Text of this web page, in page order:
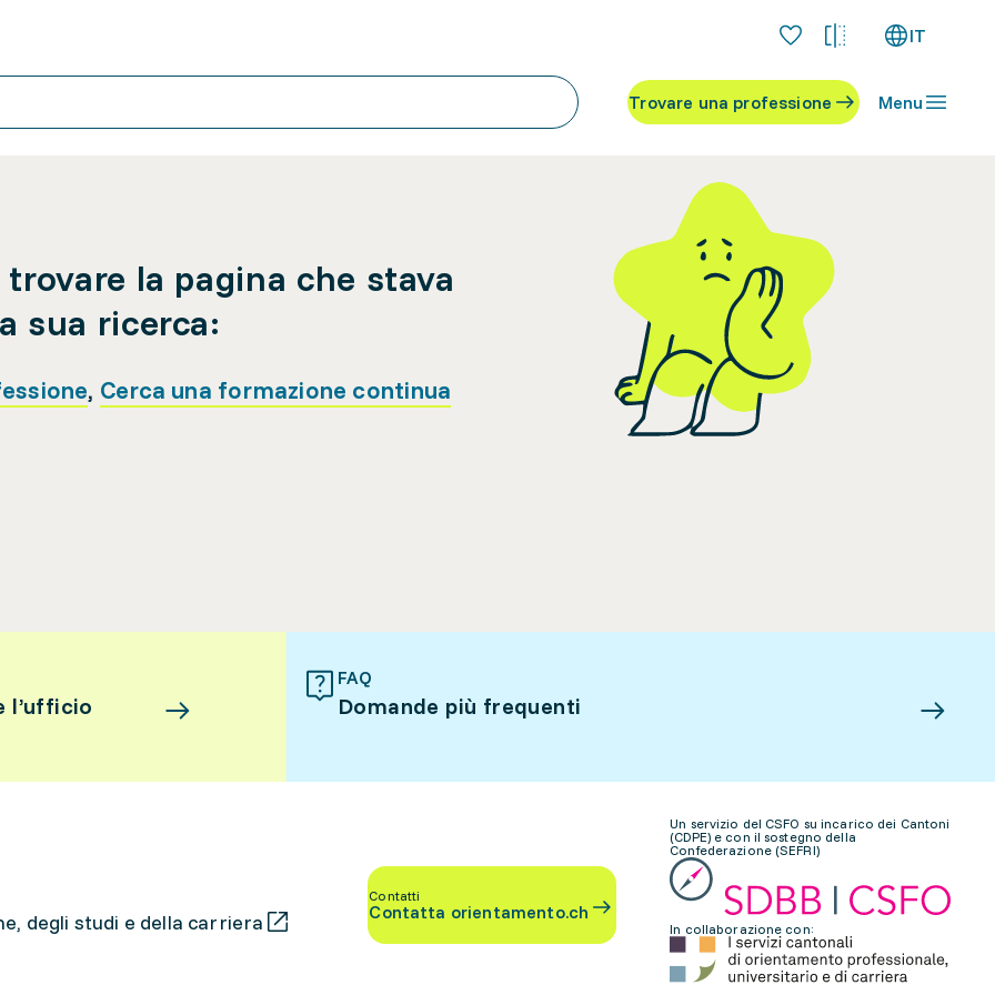
IT
Trovare una professione Menu
la pagina che stava
sua ricerca:
, Cerca una formazione continua
l’ufficio
FAQ
Domande più frequenti
degli studi e della carriera
Contatti
Contatta orientamento.ch
Un servizio del CSFO su incarico dei Cantoni
(CDPE) e con il sostegno della
Confederazione (SEFRI)
In collaborazione con: